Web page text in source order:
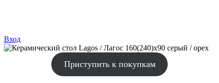
Вход
Приступить к покупкам